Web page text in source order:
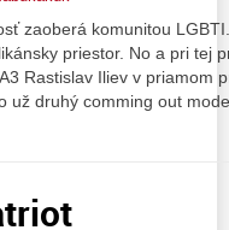
zaoberá komunitou
priestor. No a pri tej
Rastislav Iliev v priamom
už druhý comming out